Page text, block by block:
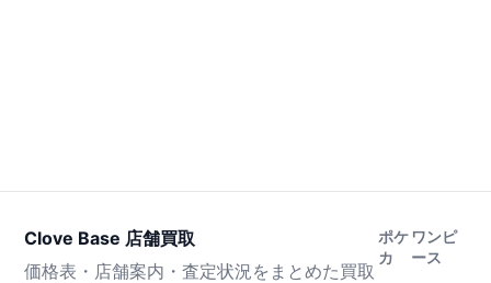
Clove Base 店舗買取
価格表・店舗案内・査定状況をまとめた買取
ポケ
カ
ワンピ
ース